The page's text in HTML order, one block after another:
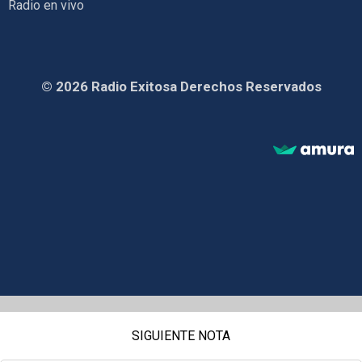
Radio en vivo
© 2026 Radio Exitosa Derechos Reservados
SIGUIENTE NOTA